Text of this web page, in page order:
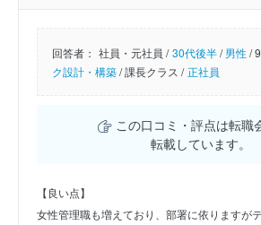
回答者： 社員・元社員 / 30代後半/男性/
ク設計・構築/課長クラス / 正社員
この口コミ・評点は転職
転載しています。
【良い点】
女性管理職も増えており、部署に依りますが